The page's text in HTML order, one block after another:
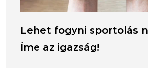
Lehet fogyni sportolás
Íme az igazság!